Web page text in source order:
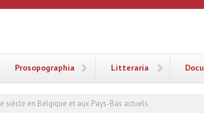
Prosopographia Litteraria
siècle en Belgique et aux Pays-Bas actuels